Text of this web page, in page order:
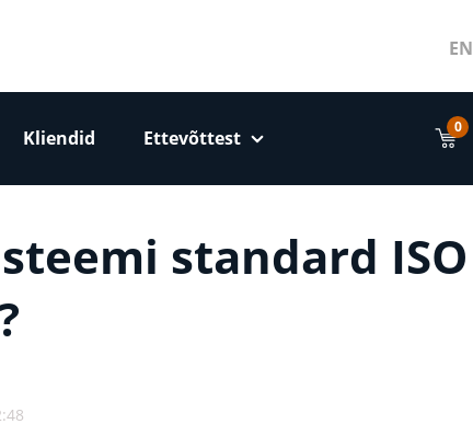
EN
Kliendid Ettevõttest 0
standard ISO